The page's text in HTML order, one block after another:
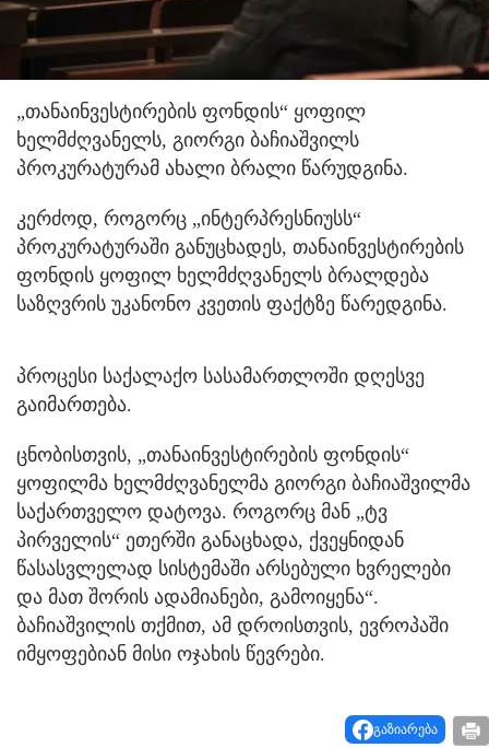
„თანაინვესტირების ფონდის“ ყოფილ
ხელმძღვანელს, გიორგი ბაჩიაშვილს
პროკურატურამ ახალი ბრალი წარუდგინა.
კერძოდ, როგორც „ინტერპრესნიუსს“
პროკურატურაში განუცხადეს, თანაინვესტირების
ფონდის ყოფილ ხელმძღვანელს ბრალდება
საზღვრის უკანონო კვეთის ფაქტზე წარედგინა.
პროცესი საქალაქო სასამართლოში დღესვე
გაიმართება.
ცნობისთვის, „თანაინვესტირების ფონდის“
ყოფილმა ხელმძღვანელმა გიორგი ბაჩიაშვილმა
საქართველო დატოვა. როგორც მან „ტვ
პირველის“ ეთერში განაცხადა, ქვეყნიდან
წასასვლელად სისტემაში არსებული ხვრელები
და მათ შორის ადამიანები, გამოიყენა“.
ბაჩიაშვილის თქმით, ამ დროისთვის, ევროპაში
იმყოფებიან მისი ოჯახის წევრები.
გაზიარება